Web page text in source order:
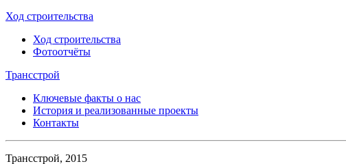
Ход строительства
Ход строительства
Фотоотчёты
Трансстрой
Ключевые факты о нас
История и реализованные проекты
Контакты
Трансстрой, 2015